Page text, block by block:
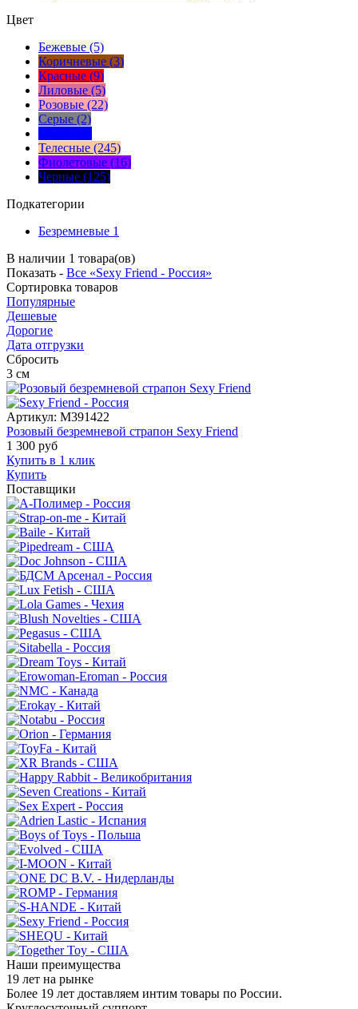
Цвет
Бежевые (5)
Коричневые (3)
Красные (9)
Лиловые (5)
Розовые (22)
Серые (2)
Телесные (245)
Фиолетовые (16)
Черные (125)
Подкатегории
Безремневые 1
В наличии 1 товара(ов)
Показать - Все «Sexy Friend - Россия»
Сортировка товаров
Популярные
Дешевые
Дорогие
Дата отгрузки
Сбросить
3 см
Артикул: M391422
Розовый безремневой страпон Sexy Friend
1 300 руб
Купить в 1 клик
Купить
Поставщики
Наши преимущества
19 лет на рынке
Более 19 лет доставляем интим товары по России.